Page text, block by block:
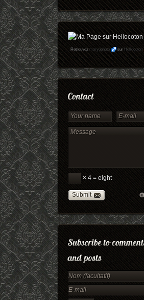
Retrouvezmaryophoto surHellocoton
× 4 = eight
Submit